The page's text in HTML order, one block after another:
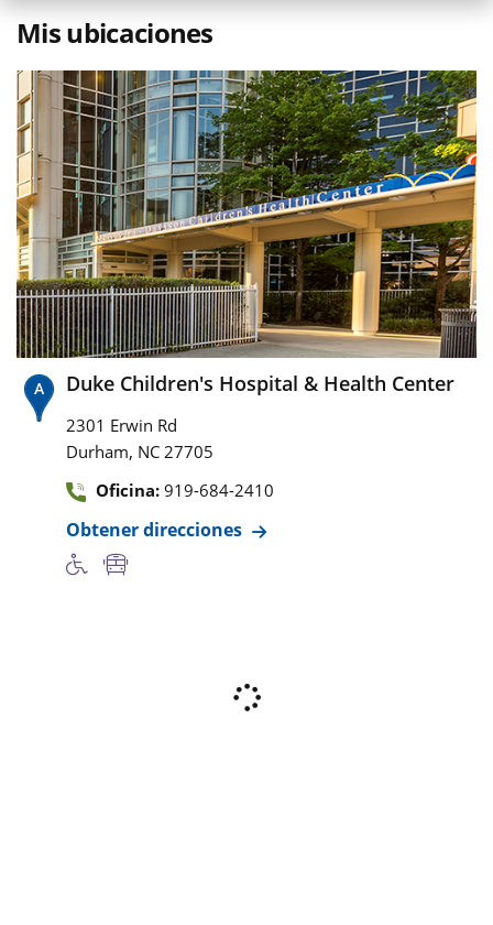
Mis ubicaciones
Duke Children's Hospital & Health Center
2301 Erwin Rd
Durham, NC 27705
Oficina: 919-684-2410
Obtener direcciones